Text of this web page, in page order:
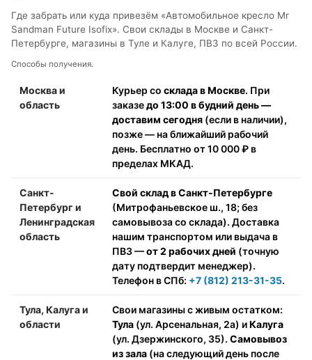
Где забрать или куда привезём «Автомобильное кресло Mr
Sandman Future Isofix». Свои склады в Москве и Санкт-
Петербурге, магазины в Туле и Калуге, ПВЗ по всей России.
Способы получения.
Москва и
область
Курьер со склада в Москве. При
заказедо 13:00 в будний день —
доставим сегодня (если в наличии),
позже — на ближайший рабочий
день. Бесплатно от 10 000 ₽ в
пределах МКАД.
Санкт-
Петербург и
Ленинградская
область
Свой склад в Санкт-Петербурге
(Митрофаньевское ш., 18; без
самовывоза со склада). Доставка
нашим транспортом или выдача в
ПВЗ —от 2 рабочих дней (точную
дату подтвердит менеджер).
Телефон в СПб: +7 (812) 213-31-35.
Тула, Калуга и
области
Свои магазины с живым остатком:
Тула (ул. Арсенальная, 2а) иКалуга
(ул. Дзержинского, 35). Самовывоз
из зала (на следующий день после